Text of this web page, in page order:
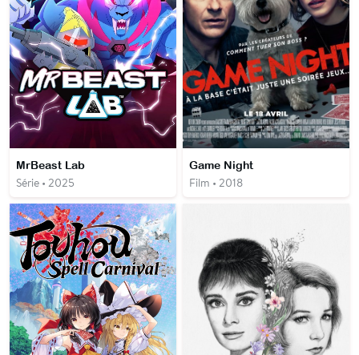
MrBeast Lab
Série • 2025
Game Night
Film • 2018